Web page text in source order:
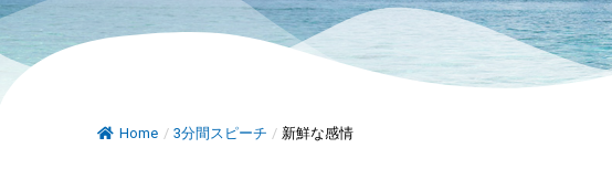
Home / 3分間スピーチ / 新鮮な感情